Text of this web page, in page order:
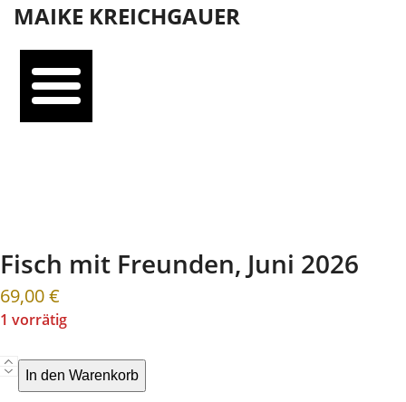
SkipMAIKE KREICHGAUER
Open
menu
Close
menu
Fisch mit Freunden, Juni 2026
69,00€
1 vorrätig
Fisch
mit
In den Warenkorb